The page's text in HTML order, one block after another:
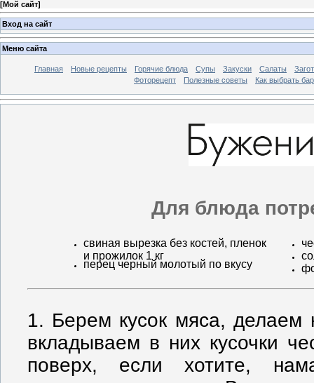
[Мой сайт]
Вход на сайт
Меню сайта
Главная Новые рецепты Горячие блюда Супы Закуски Салаты
Фоторецепт
Полезные советы Как выбрать
Для блюда
свиная вырезка без костей, пленок
и прожилок 1 кг
перец черный молотый по вкусу
1. Берем кусок мяса, делаем
вкладываем в них кусочки
поверх, если хотите,